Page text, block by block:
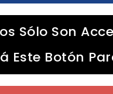
Sólo Son
Este Botón